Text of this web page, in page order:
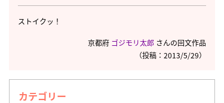
ストイクッ！
京都府 ゴジモリ太郎 さんの回文作品
（投稿：2013/5/29）
カテゴリー